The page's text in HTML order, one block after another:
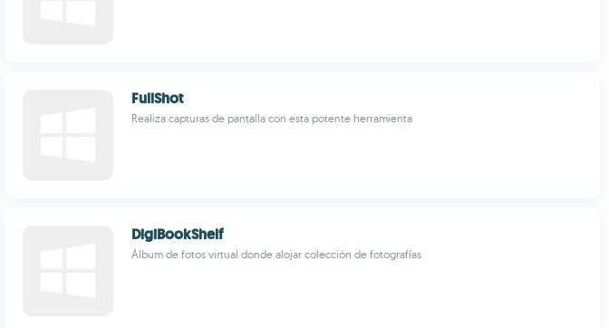
FullShot
Realiza capturas de pantalla con esta potente herramienta
DigiBookShelf
Álbum de fotos virtual donde alojar colección de fotografías